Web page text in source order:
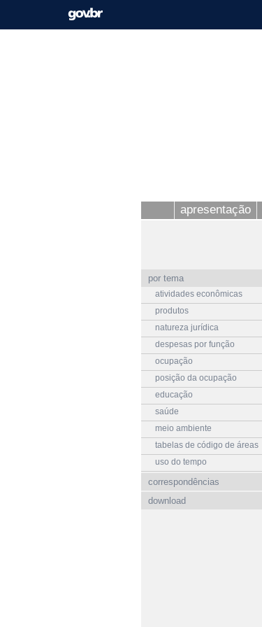
apresentação
por tema
atividades econômicas
produtos
natureza jurídica
despesas por função
ocupação
posição da ocupação
educação
saúde
meio ambiente
tabelas de código de áreas
uso do tempo
correspondências
download